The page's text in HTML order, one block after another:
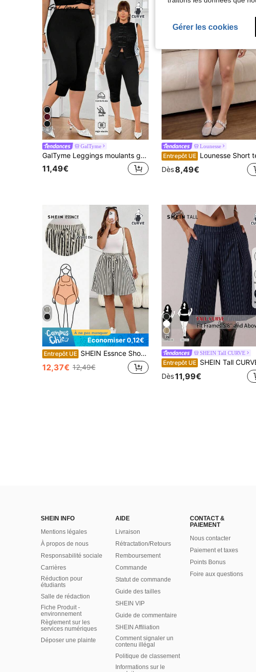
6
GalTyme
GalTyme Leggings moulants grande taille pour femmes, couleur unie, taille haute, décontractés et polyvalents pour un usage quotidien
11,49€
Lounesse
Entrepôt UE Lounesse Short texturé rayé noir et blanc pour femmes grandes tailles, mode pour le trajet, le port quotidien et les
Dès8,49€
Économiser 0,12€
Entrepôt UE SHEIN Essnce Short ample à jambes larges avec ceinture taille pour femmes grandes tailles
12,37€ 12,49€
12
SHEIN Tall CURVE
Entrepôt UE SHEIN Tall CURVE Short de costume rayé avec poches, polyvalent et à la mode, convient pour le travail et les déplacements,
Dès11,99€
SHEIN INFO
Mentions légales
À propos de nous
Responsabilité sociale
Carrières
Réduction pour
étudiants
Salle de rédaction
Fiche Produit -
environnement
Règlement sur les
services numériques
Déposer une plainte
AIDE
Livraison
Rétractation/Retours
Remboursement
Commande
Statut de commande
Guide des tailles
SHEIN VIP
Guide de commentaire
SHEIN Affiliation
Comment signaler un
contenu illégal
Politique de classement
Informations sur le
CONTACT &
PAIEMENT
Nous contacter
Paiement et taxes
Points Bonus
Foire aux questions
Gérer les cookies